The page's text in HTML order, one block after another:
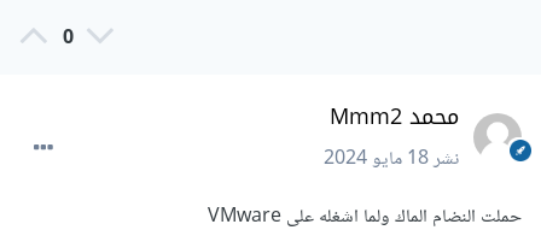
0
محمد Mmm2
نشر18 مايو 2024
حملت النضام الماك ولما اشغله على VMware